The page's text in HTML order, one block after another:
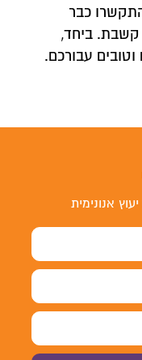
התקשרו כבר
קשבת. ביחד,
וטובים עבורכם.
אנונימית